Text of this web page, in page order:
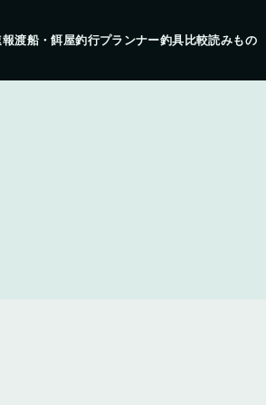
報渡船・餌屋釣行プランナー釣具比較読みもの